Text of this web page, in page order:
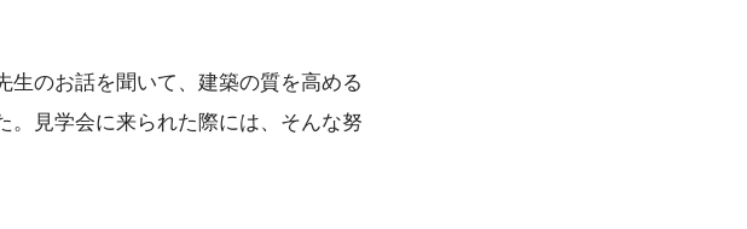
生のお話を聞いて、建築の質を高める
。見学会に来られた際には、そんな努